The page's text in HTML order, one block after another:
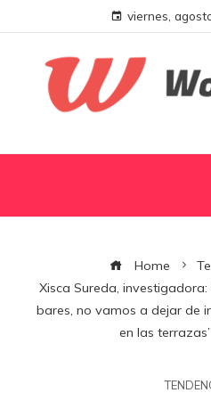
viernes,
Home
Xisca Sureda,
bares, no vamos a dejar de
en las